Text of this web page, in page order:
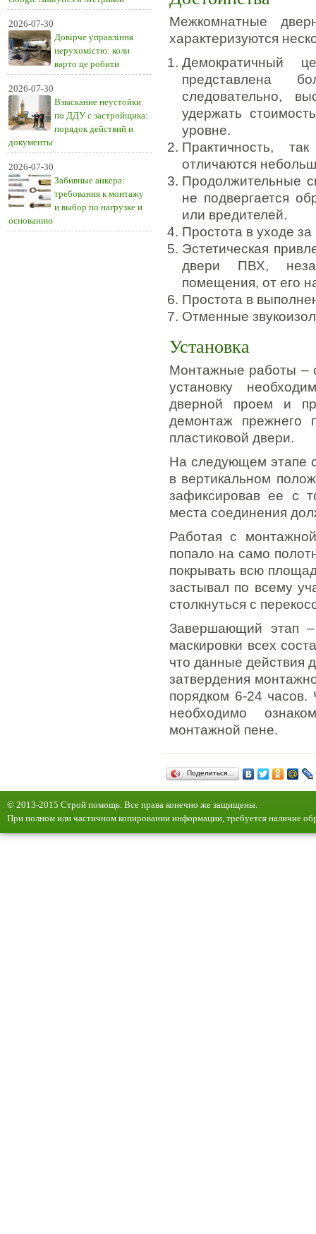
2026-07-30
Довірче управління
нерухомістю: коли
варто це робити
2026-07-30
Взыскание неустойки
по ДДУ с застройщика:
порядок действий и
документы
2026-07-30
Забивные анкера:
требования к монтажу
и выбор по нагрузке и
основанию
Межкомнатные
характеризуются
Демократичный
представлена
следовательно,
удержать
уровне.
Практичность,
отличаются
Продолжительные
не подвергается
или вредителей.
Простота в уходе за
Эстетическая
двери ПВХ,
помещения, от его
Простота в
Отменные
Установка
Монтажные работы –
установку
дверной проем и
демонтаж прежнего
пластиковой двери.
На следующем этапе
в вертикальном
зафиксировав ее с
места соединения
Работая с
попало на само
покрывать всю
застывал по всему
столкнуться с
Завершающий этап
маскировки всех
что данные действия
затвердения
порядком 6-24
необходимо
монтажной пене.
Поделиться…
© 2013-2015 Строй помощь. Все права конечно же защищены.
При полном или частичном копировании информации, требуется наличие